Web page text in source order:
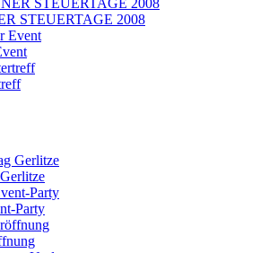
STEUERTAGE 2008
Party